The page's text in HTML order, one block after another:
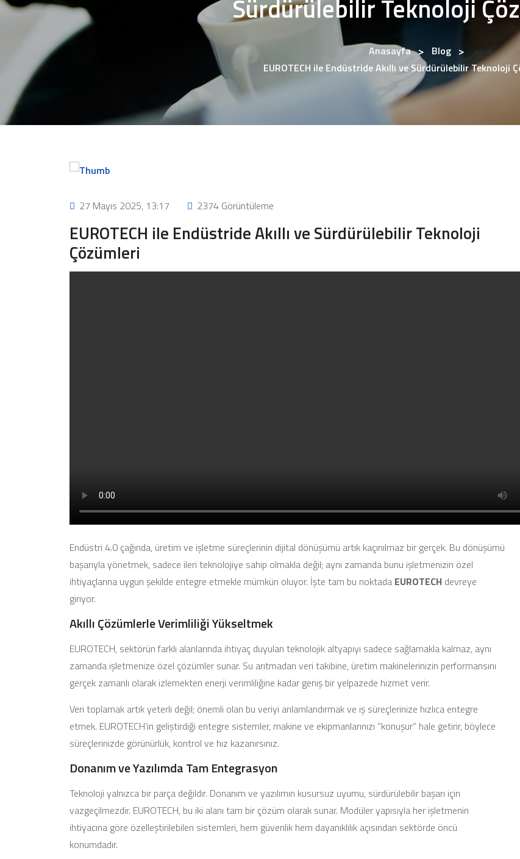
Sürdürülebilir Teknoloji
Anasayfa
Blog
EUROTECH ile Endüstride Akıllı ve Sürdürülebilir Teknoloji
27 Mayıs 2025, 13:17 2374 Görüntüleme
EUROTECH ile Endüstride Akıllı ve Sürdürülebilir Teknoloji
Çözümleri
Endüstri 4.0 çağında, üretim ve işletme süreçlerinin dijital dönüşümü artık kaçınılmaz bir gerçek. Bu dönüşümü
başarıyla yönetmek, sadece ileri teknolojiye sahip olmakla değil; aynı zamanda bunu işletmenizin özel
ihtiyaçlarına uygun şekilde entegre etmekle mümkün oluyor. İşte tam bu noktada EUROTECH devreye
giriyor.
Akıllı Çözümlerle Verimliliği Yükseltmek
EUROTECH, sektörün farklı alanlarında ihtiyaç duyulan teknolojik altyapıyı sadece sağlamakla kalmaz, aynı
zamanda işletmenize özel çözümler sunar. Su arıtmadan veri takibine, üretim makinelerinizin performansını
gerçek zamanlı olarak izlemekten enerji verimliliğine kadar geniş bir yelpazede hizmet verir.
Veri toplamak artık yeterli değil; önemli olan bu veriyi anlamlandırmak ve iş süreçlerinize hızlıca entegre
etmek. EUROTECH’in geliştirdiği entegre sistemler, makine ve ekipmanlarınızı “konuşur” hale getirir, böylece
süreçlerinizde görünürlük, kontrol ve hız kazanırsınız.
Donanım ve Yazılımda Tam Entegrasyon
Teknoloji yalnızca bir parça değildir. Donanım ve yazılımın kusursuz uyumu, sürdürülebilir başarı için
vazgeçilmezdir. EUROTECH, bu iki alanı tam bir çözüm olarak sunar. Modüler yapısıyla her işletmenin
ihtiyacına göre özelleştirilebilen sistemleri, hem güvenlik hem dayanıklılık açısından sektörde öncü
konumdadır.